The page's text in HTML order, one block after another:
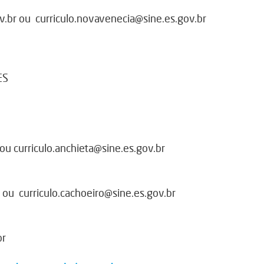
ou curriculo.novavenecia@sine.es.gov.br
curriculo.anchieta@sine.es.gov.br
ou curriculo.cachoeiro@sine.es.gov.br